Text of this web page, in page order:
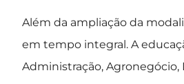
Além da ampliação da
em tempo integral. A
Administração,